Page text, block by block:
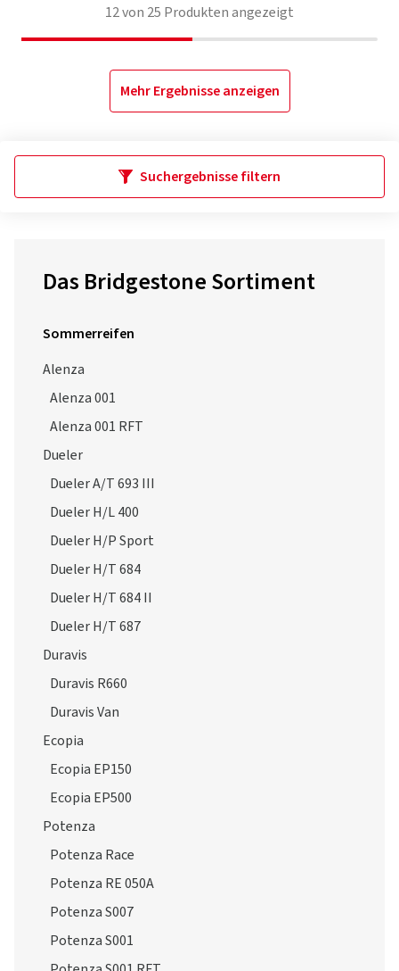
12von 25 Produkten angezeigt
Mehr Ergebnisse anzeigen
Suchergebnisse filtern
Das Bridgestone Sortiment
Sommerreifen
Alenza
Alenza 001
Alenza 001 RFT
Dueler
Dueler A/T 693 III
Dueler H/L 400
Dueler H/P Sport
Dueler H/T 684
Dueler H/T 684 II
Dueler H/T 687
Duravis
Duravis R660
Duravis Van
Ecopia
Ecopia EP150
Ecopia EP500
Potenza
Potenza Race
Potenza RE 050A
Potenza S007
Potenza S001